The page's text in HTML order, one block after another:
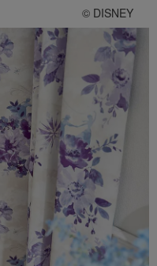
© DISNEY